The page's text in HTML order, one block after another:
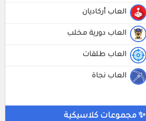
العاب أركاديان
العاب دورية مخلب
العاب طلقات
العاب نجاة
✨ مجموعات كلاسيكية